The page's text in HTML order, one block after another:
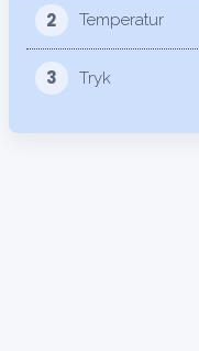
2 Temperatur
3 Tryk